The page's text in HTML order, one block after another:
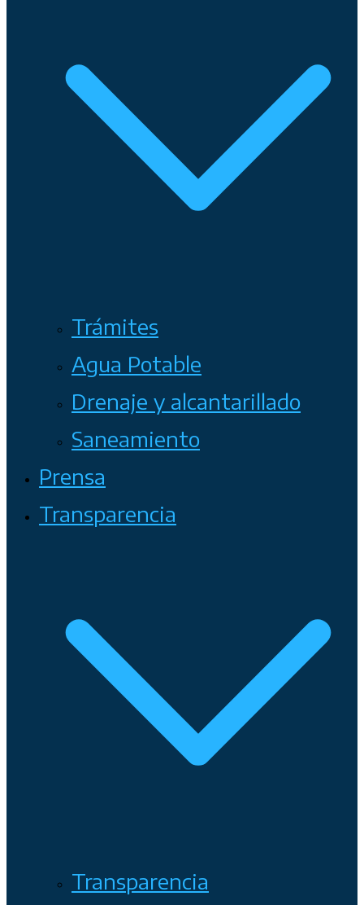
Trámites
Agua Potable
Drenaje y alcantarillado
Saneamiento
Prensa
Transparencia
Transparencia